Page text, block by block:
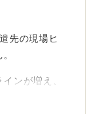
先の現場ヒ
ンが増え、